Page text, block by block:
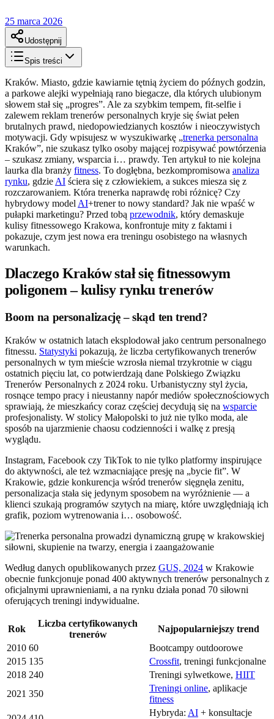
25 marca 2026
Udostępnij
Spis treści
Kraków. Miasto, gdzie kawiarnie tętnią życiem do późnych godzin,
a parkowe alejki wypełniają rano biegacze, dla których ulubionym
słowem stał się „progres”. Ale za szybkim tempem, fit-selfie i
zalewem reklam trenerów personalnych kryje się świat pełen
brutalnych prawd, niedopowiedzianych kosztów i nieoczywistych
motywacji. Gdy wpisujesz w wyszukiwarkę „trenerka personalna
Kraków”, nie szukasz tylko osoby mającej rozpisywać powtórzenia
– szukasz zmiany, wsparcia i… prawdy. Ten artykuł to nie kolejna
laurka dla branży fitness. To dogłębna, bezkompromisowa analiza
rynku, gdzie AI ściera się z człowiekiem, a sukces miesza się z
rozczarowaniem. Która trenerka naprawdę robi różnicę? Czy
hybrydowy model AI+trener to nowy standard? Jak nie wpaść w
pułapki marketingu? Przed tobą przewodnik, który demaskuje
kulisy fitnessowego Krakowa, konfrontuje mity z faktami i
pokazuje, czym jest nowa era treningu osobistego na własnych
warunkach.
Dlaczego Kraków stał się fitnessowym
poligonem – kulisy rynku trenerów
Boom na personalizację – skąd ten trend?
Kraków w ostatnich latach eksplodował jako centrum personalnego
fitnessu. Statystyki pokazują, że liczba certyfikowanych trenerów
personalnych w tym mieście wzrosła niemal trzykrotnie w ciągu
ostatnich pięciu lat, co potwierdzają dane Polskiego Związku
Trenerów Personalnych z 2024 roku. Urbanistyczny styl życia,
rosnące tempo pracy i nieustanny napór mediów społecznościowych
sprawiają, że mieszkańcy coraz częściej decydują się na wsparcie
profesjonalisty. W stolicy Małopolski to już nie tylko moda, ale
sposób na ujarzmienie chaosu codzienności i walkę z presją
wyglądu.
Instagram, Facebook czy TikTok to nie tylko platformy inspirujące
do aktywności, ale też wzmacniające presję na „bycie fit”. W
Krakowie, gdzie konkurencja wśród trenerów sięgnęła zenitu,
personalizacja stała się jedynym sposobem na wyróżnienie — a
klienci szukają programów szytych na miarę, które uwzględniają ich
grafik, poziom wytrenowania i… osobowość.
Według danych opublikowanych przez GUS, 2024 w Krakowie
obecnie funkcjonuje ponad 400 aktywnych trenerów personalnych z
oficjalnymi uprawnieniami, a na rynku działa ponad 70 siłowni
oferujących treningi indywidualne.
Rok
Liczba certyfikowanych
trenerów
Najpopularniejszy trend
2010 60
Bootcampy outdoorowe
2015 135 Crossfit, treningi funkcjonalne
2018 240 Treningi sylwetkowe, HIIT
2021 350
Treningi online, aplikacje
fitness
Hybryda: AI + konsultacje